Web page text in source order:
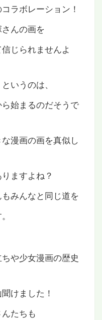
ラボレーション！
んの画を
じられませんよ
いうのは、
始まるのだそうで
漫画の画を真似し
ますよね？
みんなと同じ道を
や少女漫画の歴史
けました！
たちも